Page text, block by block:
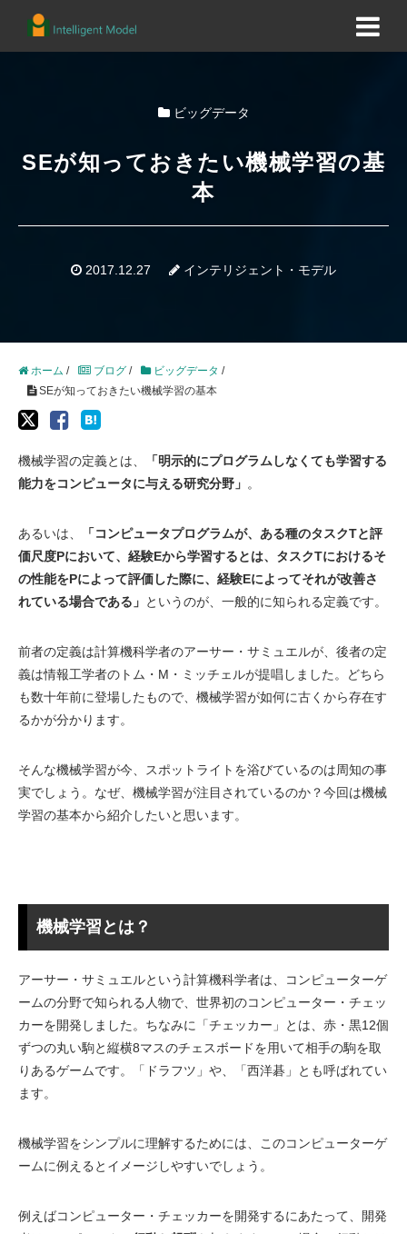
ビッグデータ
SEが知っておきたい機械学習の基
本
2017.12.27 インテリジェント・モデル
ホーム / ブログ / ビッグデータ /
SEが知っておきたい機械学習の基本
機械学習の定義とは、
「明示的にプログラムしなくても学習する
能力をコンピュータに与える研究分野」 。
あるいは、
「コンピュータプログラムが、ある種のタスクTと評
価尺度Pにおいて、経験Eから学習するとは、タスクTにおけるそ
の性能をPによって評価した際に、経験Eによってそれが改善さ
れている場合である」 というのが、一般的に知られる定義です。
前者の定義は計算機科学者のアーサー・サミュエルが、後者の定
義は情報工学者のトム・M・ミッチェルが提唱しました。どちら
も数十年前に登場したもので、機械学習が如何に古くから存在す
るかが分かります。
そんな機械学習が今、スポットライトを浴びているのは周知の事
実でしょう。なぜ、機械学習が注目されているのか？今回は機械
学習の基本から紹介したいと思います。
機械学習とは？
アーサー・サミュエルという計算機科学者は、コンピューターゲ
ームの分野で知られる人物で、世界初のコンピューター・チェッ
カーを開発しました。ちなみに「チェッカー」とは、赤・黒12個
ずつの丸い駒と縦横8マスのチェスボードを用いて相手の駒を取
りあるゲームです。「ドラフツ」や、「西洋碁」とも呼ばれてい
ます。
機械学習をシンプルに理解するためには、このコンピューターゲ
ームに例えるとイメージしやすいでしょう。
例えばコンピューター・チェッカーを開発するにあたって、開発